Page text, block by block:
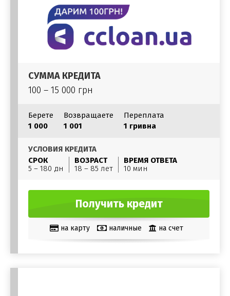
СУММА КРЕДИТА
100 – 15 000 грн
Берете
1 000
Возвращаете
1 001
Переплата
1 гривна
УСЛОВИЯ КРЕДИТА
СРОК
5 – 180 дн
ВОЗРАСТ
18 – 85 лет
ВРЕМЯ ОТВЕТА
10 мин
Получить кредит
на карту наличные на счет